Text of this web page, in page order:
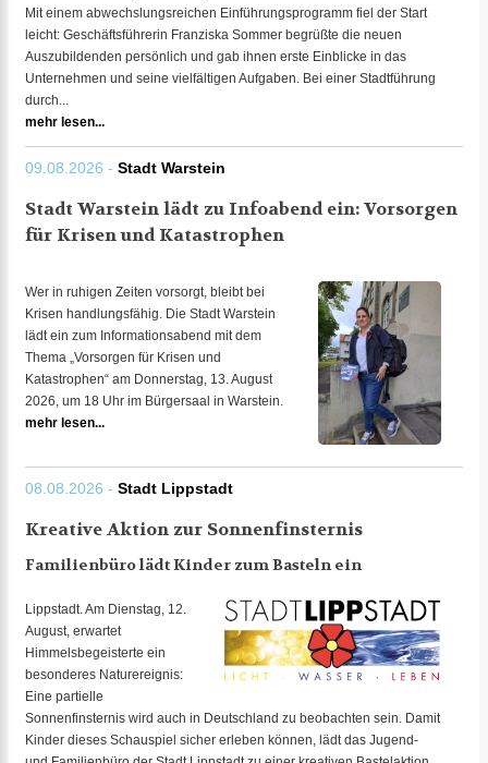
Mit einem abwechslungsreichen Einführungsprogramm fiel der Start
leicht: Geschäftsführerin Franziska Sommer begrüßte die neuen
Auszubildenden persönlich und gab ihnen erste Einblicke in das
Unternehmen und seine vielfältigen Aufgaben. Bei einer Stadtführung
durch...
mehr lesen...
09.08.2026 - Stadt Warstein
Stadt Warstein lädt zu Infoabend ein: Vorsorgen
für Krisen und Katastrophen
Wer in ruhigen Zeiten vorsorgt, bleibt bei
Krisen handlungsfähig. Die Stadt Warstein
lädt ein zum Informationsabend mit dem
Thema „Vorsorgen für Krisen und
Katastrophen“ am Donnerstag, 13. August
2026, um 18 Uhr im Bürgersaal in Warstein.
mehr lesen...
08.08.2026 - Stadt Lippstadt
Kreative Aktion zur Sonnenfinsternis
Familienbüro lädt Kinder zum Basteln ein
Lippstadt. Am Dienstag, 12.
August, erwartet
Himmelsbegeisterte ein
besonderes Naturereignis:
Eine partielle
Sonnenfinsternis wird auch in Deutschland zu beobachten sein. Damit
Kinder dieses Schauspiel sicher erleben können, lädt das Jugend-